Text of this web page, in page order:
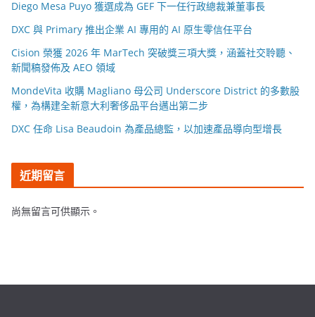
Diego Mesa Puyo 獲選成為 GEF 下一任行政總裁兼董事長
DXC 與 Primary 推出企業 AI 專用的 AI 原生零信任平台
Cision 榮獲 2026 年 MarTech 突破獎三項大獎，涵蓋社交聆聽、
新聞稿發佈及 AEO 領域
MondeVita 收購 Magliano 母公司 Underscore District 的多數股
權，為構建全新意大利奢侈品平台邁出第二步
DXC 任命 Lisa Beaudoin 為產品總監，以加速產品導向型增長
近期留言
尚無留言可供顯示。